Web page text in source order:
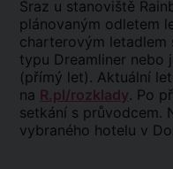
Sraz u stanoviště
plánovaným odletem
charterovým letadlem
typu Dreamliner nebo
(přímý let). Aktuální
na R.pl/rozklady. Po
setkání s průvodcem.
vybraného hotelu v